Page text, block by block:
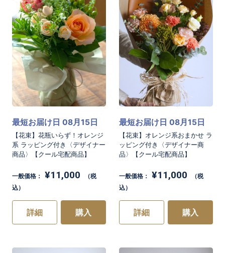
【花束】花瓶いらず！オレンジ
系 ラッピング付き〈デザイナー
商品〉【クール宅配商品】
最短お届け日 08月15日
一般価格： ¥11,000
（税
込）
詳細 購入
【花束】オレンジ系おまかせ ラ
ッピング付き〈デザイナー商
品〉【クール宅配商品】
最短お届け日 08月15日
一般価格： ¥11,000
（税
込）
詳細 購入
お買い物を続ける カートへ進む
お買い物を続ける カートへ進む